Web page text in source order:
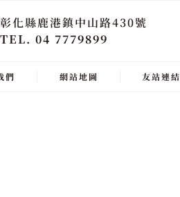
彰化縣鹿港鎮中山路430號
TEL. 04 7779899
們 網站地圖 友站連結